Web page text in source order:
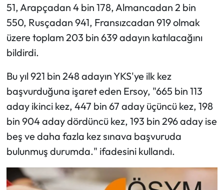
51, Arapçadan 4 bin 178, Almancadan 2 bin
550, Rusçadan 941, Fransızcadan 919 olmak
üzere toplam 203 bin 639 adayın katılacağını
bildirdi.
Bu yıl 921 bin 248 adayın YKS'ye ilk kez
başvurduğuna işaret eden Ersoy, "665 bin 113
aday ikinci kez, 447 bin 67 aday üçüncü kez, 198
bin 904 aday dördüncü kez, 193 bin 296 aday ise
beş ve daha fazla kez sınava başvuruda
bulunmuş durumda." ifadesini kullandı.